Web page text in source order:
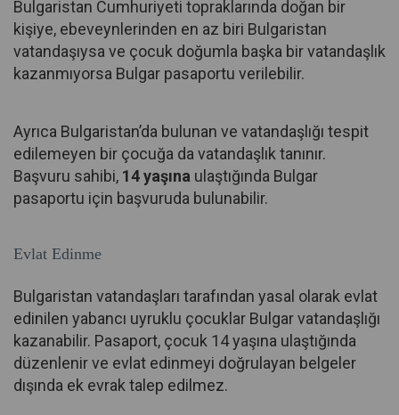
Bulgaristan Cumhuriyeti topraklarında doğan bir
kişiye, ebeveynlerinden en az biri Bulgaristan
vatandaşıysa ve çocuk doğumla başka bir vatandaşlık
kazanmıyorsa Bulgar pasaportu verilebilir.
Ayrıca Bulgaristan’da bulunan ve vatandaşlığı tespit
edilemeyen bir çocuğa da vatandaşlık tanınır.
Başvuru sahibi, 14 yaşına ulaştığında Bulgar
pasaportu için başvuruda bulunabilir.
Evlat Edinme
Bulgaristan vatandaşları tarafından yasal olarak evlat
edinilen yabancı uyruklu çocuklar Bulgar vatandaşlığı
kazanabilir. Pasaport, çocuk 14 yaşına ulaştığında
düzenlenir ve evlat edinmeyi doğrulayan belgeler
dışında ek evrak talep edilmez.